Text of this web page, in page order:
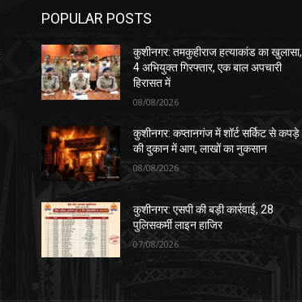
POPULAR POSTS
कुशीनगर: तमकुहीराज हत्याकांड का खुलासा,
4 अभियुक्त गिरफ्तार, एक बाल अपचारी
हिरासत में
08/08/2026
कुशीनगर: कप्तानगंज में शॉर्ट सर्किट से कपड़े
की दुकान में आग, लाखों का नुकसान
08/08/2026
कुशीनगर: एसपी की बड़ी कार्रवाई, 28
पुलिसकर्मी लाइन हाजिर
07/08/2026